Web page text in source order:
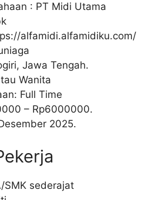
: PT Midi Utama
alfamidi.alfamidiku.com/
Jawa Tengah.
Wanita
Full Time
– Rp6000000.
2025.
SMK sederajat